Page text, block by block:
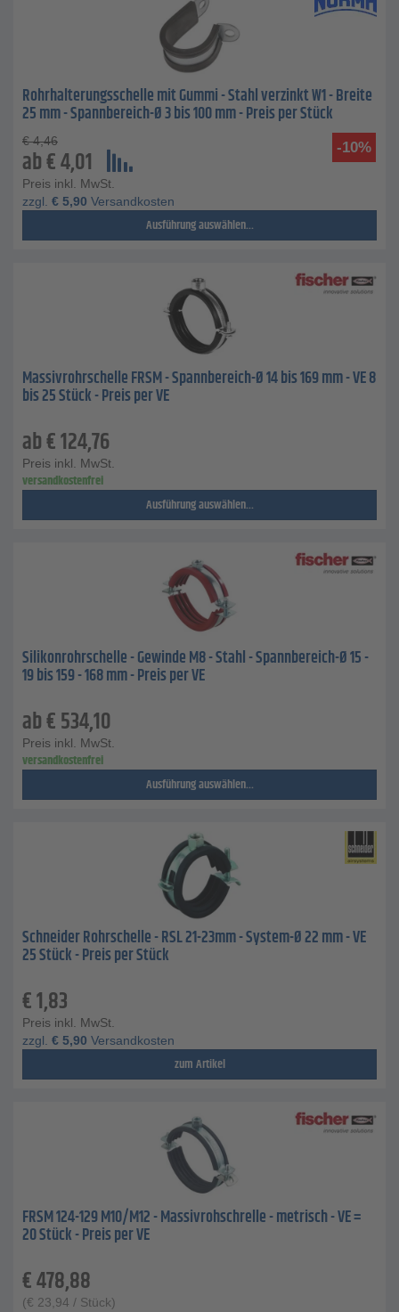
Rohrhalterungsschelle mit Gummi - Stahl verzinkt W1 - Breite
25 mm - Spannbereich-Ø 3 bis 100 mm - Preis per Stück
-10%
€ 4,46
ab€4,01
Preis inkl. MwSt.
zzgl. € 5,90 Versandkosten
Ausführung auswählen...
Massivrohrschelle FRSM - Spannbereich-Ø 14 bis 169 mm - VE 8
bis 25 Stück - Preis per VE
ab€124,76
Preis inkl. MwSt.
versandkostenfrei
Ausführung auswählen...
Silikonrohrschelle - Gewinde M8 - Stahl - Spannbereich-Ø 15 -
19 bis 159 - 168 mm - Preis per VE
ab€534,10
Preis inkl. MwSt.
versandkostenfrei
Ausführung auswählen...
Schneider Rohrschelle - RSL 21-23mm - System-Ø 22 mm - VE
25 Stück - Preis per Stück
€1,83
Preis inkl. MwSt.
zzgl. € 5,90 Versandkosten
zum Artikel
FRSM 124-129 M10/M12 - Massivrohschrelle - metrisch - VE =
20 Stück - Preis per VE
€478,88
(€ 23,94 / Stück)